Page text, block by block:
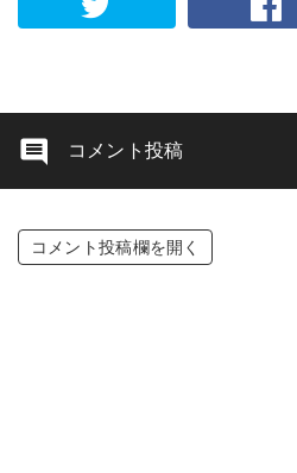
コメント投稿
コメント投稿欄を開く